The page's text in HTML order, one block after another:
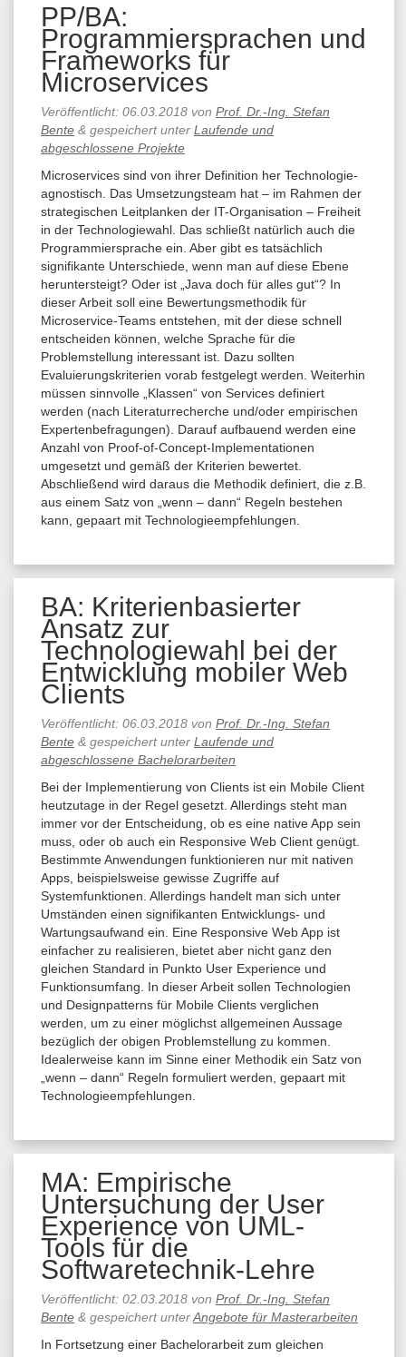
PP/BA:
Programmiersprachen und
Frameworks für
Microservices
Veröffentlicht: 06.03.2018 von Prof. Dr.-Ing. Stefan
Bente & gespeichert unter Laufende und
abgeschlossene Projekte
Microservices sind von ihrer Definition her Technologie-
agnostisch. Das Umsetzungsteam hat – im Rahmen der
strategischen Leitplanken der IT-Organisation – Freiheit
in der Technologiewahl. Das schließt natürlich auch die
Programmiersprache ein. Aber gibt es tatsächlich
signifikante Unterschiede, wenn man auf diese Ebene
heruntersteigt? Oder ist „Java doch für alles gut“? In
dieser Arbeit soll eine Bewertungsmethodik für
Microservice-Teams entstehen, mit der diese schnell
entscheiden können, welche Sprache für die
Problemstellung interessant ist. Dazu sollten
Evaluierungskriterien vorab festgelegt werden. Weiterhin
müssen sinnvolle „Klassen“ von Services definiert
werden (nach Literaturrecherche und/oder empirischen
Expertenbefragungen). Darauf aufbauend werden eine
Anzahl von Proof-of-Concept-Implementationen
umgesetzt und gemäß der Kriterien bewertet.
Abschließend wird daraus die Methodik definiert, die z.B.
aus einem Satz von „wenn – dann“ Regeln bestehen
kann, gepaart mit Technologieempfehlungen.
BA: Kriterienbasierter
Ansatz zur
Technologiewahl bei der
Entwicklung mobiler Web
Clients
Veröffentlicht: 06.03.2018 von Prof. Dr.-Ing. Stefan
Bente & gespeichert unter Laufende und
abgeschlossene Bachelorarbeiten
Bei der Implementierung von Clients ist ein Mobile Client
heutzutage in der Regel gesetzt. Allerdings steht man
immer vor der Entscheidung, ob es eine native App sein
muss, oder ob auch ein Responsive Web Client genügt.
Bestimmte Anwendungen funktionieren nur mit nativen
Apps, beispielsweise gewisse Zugriffe auf
Systemfunktionen. Allerdings handelt man sich unter
Umständen einen signifikanten Entwicklungs- und
Wartungsaufwand ein. Eine Responsive Web App ist
einfacher zu realisieren, bietet aber nicht ganz den
gleichen Standard in Punkto User Experience und
Funktionsumfang. In dieser Arbeit sollen Technologien
und Designpatterns für Mobile Clients verglichen
werden, um zu einer möglichst allgemeinen Aussage
bezüglich der obigen Problemstellung zu kommen.
Idealerweise kann im Sinne einer Methodik ein Satz von
„wenn – dann“ Regeln formuliert werden, gepaart mit
Technologieempfehlungen.
MA: Empirische
Untersuchung der User
Experience von UML-
Tools für die
Softwaretechnik-Lehre
Veröffentlicht: 02.03.2018 von Prof. Dr.-Ing. Stefan
Bente & gespeichert unterAngebote für Masterarbeiten
In Fortsetzung einer Bachelorarbeit zum gleichen